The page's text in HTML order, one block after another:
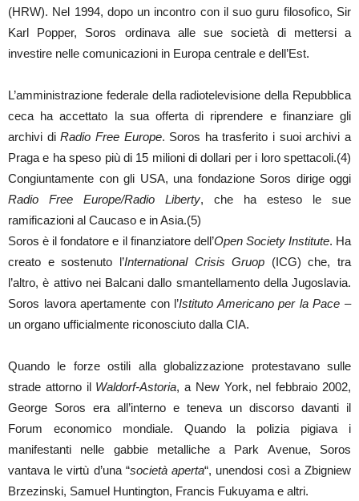
(HRW). Nel 1994, dopo un incontro con il suo guru filosofico, Sir
Karl Popper, Soros ordinava alle sue società di mettersi a
investire nelle comunicazioni in Europa centrale e dell’Est.
L’amministrazione federale della radiotelevisione della Repubblica
ceca ha accettato la sua offerta di riprendere e finanziare gli
archivi diRadio Free Europe. Soros ha trasferito i suoi archivi a
Praga e ha speso più di 15 milioni di dollari per i loro spettacoli.(4)
Congiuntamente con gli USA, una fondazione Soros dirige oggi
Radio Free Europe/Radio Liberty, che ha esteso le sue
ramificazioni al Caucaso e in Asia.(5)
Soros è il fondatore e il finanziatore dell’Open Society Institute. Ha
creato e sostenuto l’International Crisis Gruop (ICG) che, tra
l’altro, è attivo nei Balcani dallo smantellamento della Jugoslavia.
Soros lavora apertamente con l’Istituto Americano per la Pace–
un organo ufficialmente riconosciuto dalla CIA.
Quando le forze ostili alla globalizzazione protestavano sulle
strade attorno il Waldorf-Astoria, a New York, nel febbraio 2002,
George Soros era all’interno e teneva un discorso davanti il
Forum economico mondiale. Quando la polizia pigiava i
manifestanti nelle gabbie metalliche a Park Avenue, Soros
vantava le virtù d’una “società aperta“, unendosi così a Zbigniew
Brzezinski, Samuel Huntington, Francis Fukuyama e altri.